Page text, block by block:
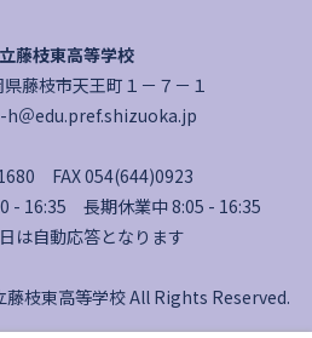
藤枝東高等学校
藤枝市天王町１－７－１
＠edu.pref.shizuoka.jp
FAX 054(644)0923
- 16:35 長期休業中 8:05 - 16:35
は自動応答となります
枝東高等学校 All Rights Reserved.